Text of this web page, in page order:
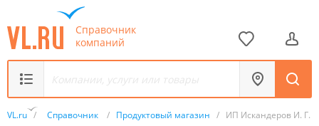
Справочник
компаний
VL.ru / Справочник / Продуктовый магазин / ИП Искандеров И. Г.